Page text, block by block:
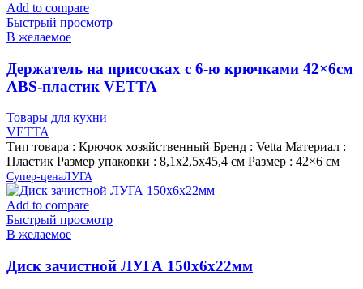
Add to compare
Быстрый просмотр
В желаемое
Держатель на присосках с 6-ю крючками 42×6см
ABS-пластик VETTA
Товары для кухни
VETTA
Тип товара : Крючок хозяйственный Бренд : Vetta Материал :
Пластик Размер упаковки : 8,1х2,5х45,4 см Размер : 42×6 см
Супер-ценаЛУГА
Add to compare
Быстрый просмотр
В желаемое
Диск зачистной ЛУГА 150х6х22мм